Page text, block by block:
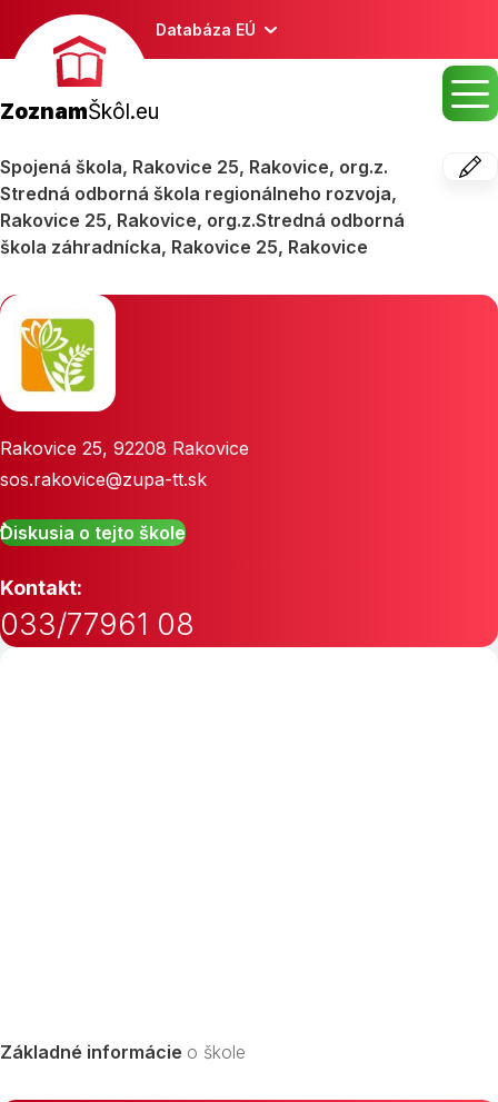
Databáza EÚ
ZoznamŠkôl.eu
Spojená škola, Rakovice 25, Rakovice, org.z.
Stredná odborná škola regionálneho rozvoja,
Rakovice 25, Rakovice, org.z.Stredná odborná
škola záhradnícka, Rakovice 25, Rakovice
Rakovice 25, 92208 Rakovice
sos.rakovice@zupa-tt.sk
Diskusia o tejto škole
Kontakt:
033/77961 08
Základné informácie o škole